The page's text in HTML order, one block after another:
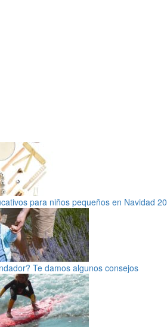
para niños pequeños en Navidad
Te damos algunos consejos